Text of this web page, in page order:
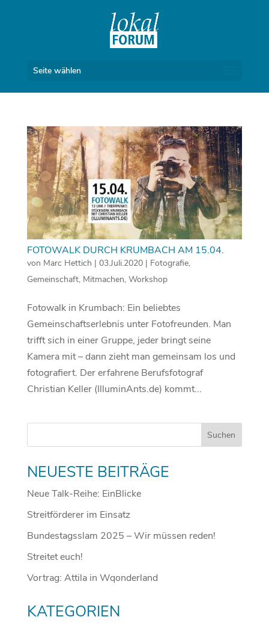
Seite wählen
FOTOWALK DURCH KRUMBACH AM 15.04.
von Marc Hettich | 03.Juli.2020| Fotografie,
Gemeinschaft, Mitmachen, Workshop
Fotowalk in Krumbach: Ein beliebtes
Gemeinschaftserlebnis unter Fotofreunden. Man
trifft sich in einer Gruppe, jeder bringt seine
Kamera mit – dann zieht man gemeinsam los und
fotografiert. Der erfahrene Berufsfotograf
Christian Keller (IlluminAnts.de) kommt...
NEUESTE BEITRÄGE
Neue Talk-Reihe: EinBlicke
Streitförderer im Einsatz
Bundestagsslam 2025 – Wir müssen reden!
Streitet euch!
Vortrag: Attila in Wqonderland
KATEGORIEN